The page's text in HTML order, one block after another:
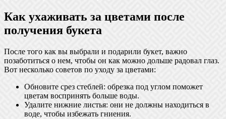
Как ухаживать за цветами после
получения букета
После того как вы выбрали и подарили букет, важно
позаботиться о нем, чтобы он как можно дольше радовал глаз.
Вот несколько советов по уходу за цветами:
Обновите срез стеблей: обрезка под углом поможет
цветам воспринять больше воды.
Удалите нижние листья: они не должны находиться в
воде, чтобы избежать гниения.